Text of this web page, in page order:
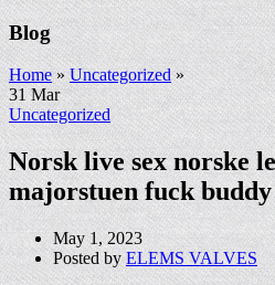
Blog
Home»Uncategorized »
31Mar
Uncategorized
Norsk live sex norske
majorstuen fuck buddy
May 1, 2023
Posted by ELEMS VALVES